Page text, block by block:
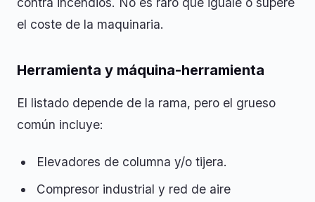
el coste de la maquinaria.
Herramienta y máquina-herramienta
El listado depende de la rama, pero el grueso
común incluye:
Elevadores de columna y/o tijera.
Compresor industrial y red de aire